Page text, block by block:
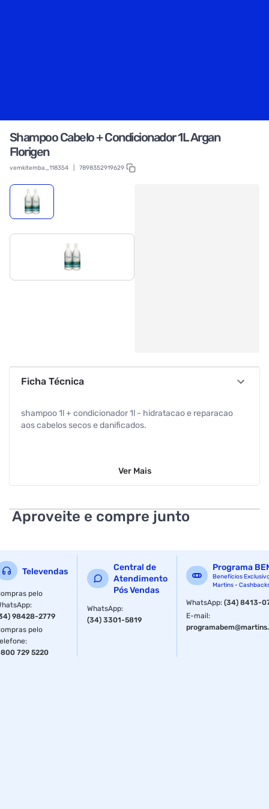
Shampoo Cabelo + Condicionador 1L Argan
Florigen
vemkitemba_118354 7898352919629
Ficha Técnica
shampoo 1l + condicionador 1l - hidratacao e reparacao
aos cabelos secos e danificados.
Ver Mais
Aproveite e compre junto
Televendas
pelo
:
98428-2779
pelo
:
729 5220
Central de
Atendimento
Pós Vendas
WhatsApp:
(34) 3301-5819
Programa
Benefícios
Martins -
WhatsApp:(34) 8413-
E-mail: